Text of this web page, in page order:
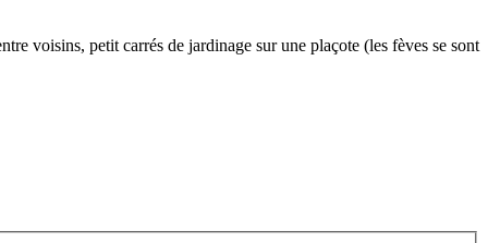
voisins, petit carrés de jardinage sur une plaçote (les fèves se sont